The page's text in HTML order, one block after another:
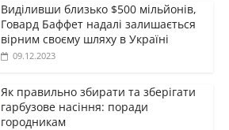
Виділивши близько $500 мільйонів,
Говард Баффет надалі залишається
вірним своєму шляху в Україні
09.12.2023
Як правильно збирати та зберігати
гарбузове насіння: поради
городникам